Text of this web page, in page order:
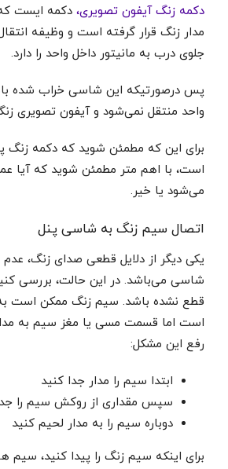
دکمه زنگ آیفون تصویری، دکمه ایست
مدار زنگ قرار گرفته است و وظیفه
جلوی درب به مانیتور داخل واحد را دارد.
پس درصورتیکه این شاسی خراب شده
واحد منتقل نمی‌شود و آیفون تصویری
برای این که مطمئن شوید که دکمه
است، با اهم متر مطمئن شوید که آیا
می‌شود یا خیر.
اتصال سیم زنگ به شاسی پنل
یکی دیگر از دلایل قطعی صدای زنگ،
شاسی می‌باشد. در این حالت، بررسی
قطع نشده باشد. سیم زنگ ممکن است
است اما قسمت مسی یا مغز سیم به
رفع این مشکل:
ابتدا سیم را مدار جدا کنید
سپس مقداری از روکش سیم را
دوباره سیم را به مدار لحیم کنید
برای اینکه سیم زنگ را پیدا کنید، سیم